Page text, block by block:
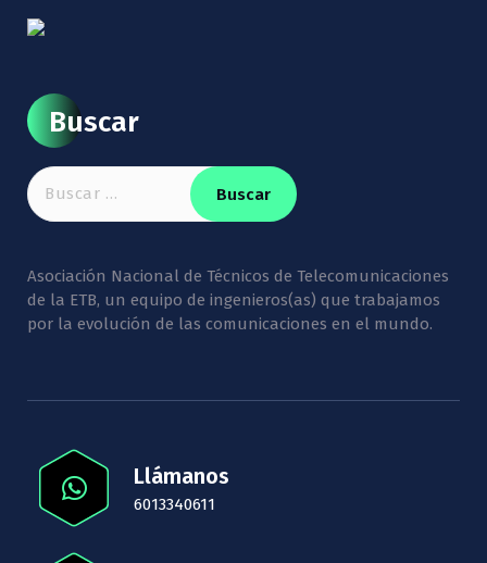
Buscar
Buscar:
Asociación Nacional de Técnicos de Telecomunicaciones
de la ETB, un equipo de ingenieros(as) que trabajamos
por la evolución de las comunicaciones en el mundo.
Llámanos
6013340611